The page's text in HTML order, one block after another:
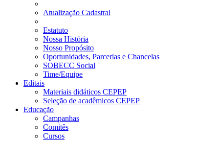
Atualização Cadastral
Estatuto
Nossa História
Nosso Propósito
Oportunidades, Parcerias e Chancelas
SOBECC Social
Time/Equipe
Editais
Materiais didáticos CEPEP
Seleção de acadêmicos CEPEP
Educação
Campanhas
Comitês
Cursos